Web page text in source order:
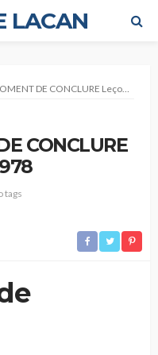
LACAN
DE CONCLURE Leçon V 17 janvier 1978
CONCLURE
tags